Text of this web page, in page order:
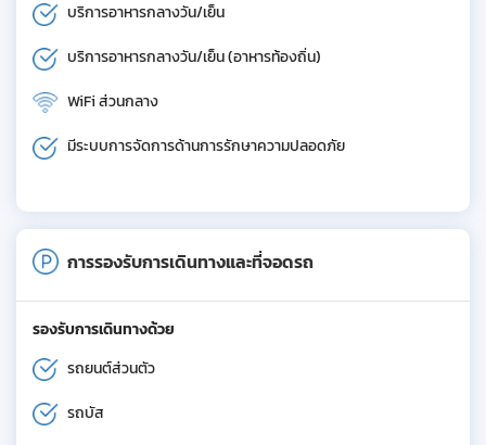
บริการอาหารกลางวัน/เย็น
บริการอาหารกลางวัน/เย็น (อาหารท้องถิ่น)
WiFi ส่วนกลาง
มีระบบการจัดการด้านการรักษาความปลอดภัย
การรองรับการเดินทางและที่จอดรถ
รองรับการเดินทางด้วย
รถยนต์ส่วนตัว
รถบัส